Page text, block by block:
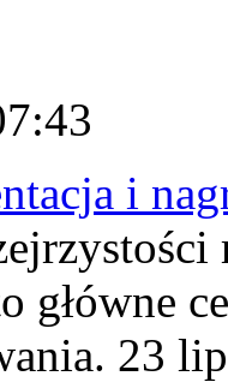
i
główne
23